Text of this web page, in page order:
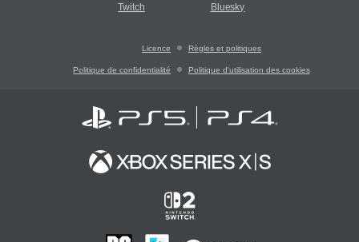
Twitch Bluesky
Licence Règles et politiques
Politique de confidentialité Politique d'utilisation des cookies